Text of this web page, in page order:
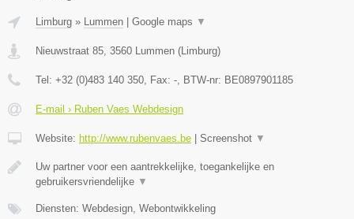
Limburg » Lummen Google maps ▼
Nieuwstraat 85, 3560 Lummen (Limburg)
Tel: +32 (0)483 140 350, Fax: -, BTW-nr: BE0897901185
E-mail › Ruben Vaes Webdesign
Website: http://www.rubenvaes.be Screenshot ▼
Uw partner voor een aantrekkelijke, toegankelijke en
gebruikersvriendelijke ▼
Diensten: Webdesign, Webontwikkeling